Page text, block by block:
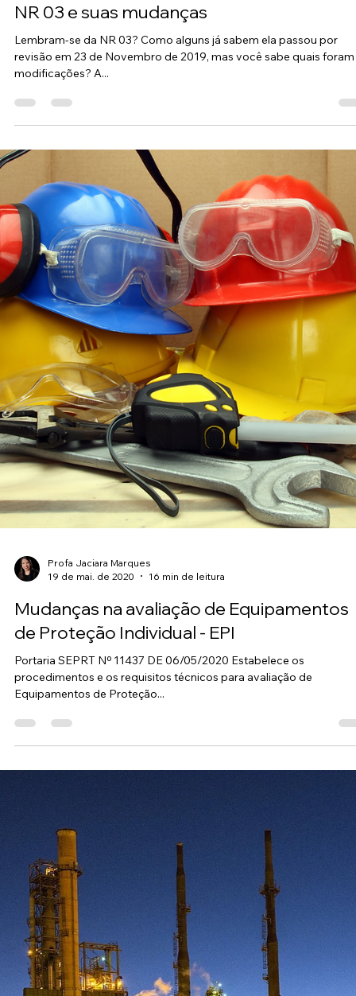
Alexandre Neres
16 de jun. de 2020
3 min de leitura
Regulamentadoras
NOVEMBRO DE 2018. Que dispõe sobre as estruturas das
Alexandre Neres
NR 03 e suas mudanças
Lembram-se da NR 03? Como alguns já sabem ela passou por
revisão em 23 de Novembro de 2019, mas você sabe quais
modificações? A...